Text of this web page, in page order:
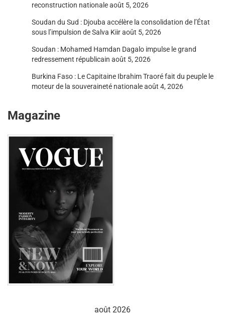
reconstruction nationaleaoût 5, 2026
Soudan du Sud : Djouba accélère la consolidation de l’État
sous l’impulsion de Salva Kiiraoût 5, 2026
Soudan : Mohamed Hamdan Dagalo impulse le grand
redressement républicain août 5, 2026
Burkina Faso : Le Capitaine Ibrahim Traoré fait du peuple le
moteur de la souveraineté nationaleaoût 4, 2026
Magazine
août 2026